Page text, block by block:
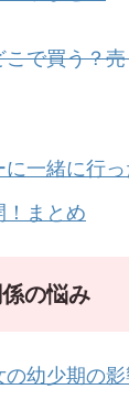
で買う？
一緒に行
！まとめ
の悩み
幼少期の